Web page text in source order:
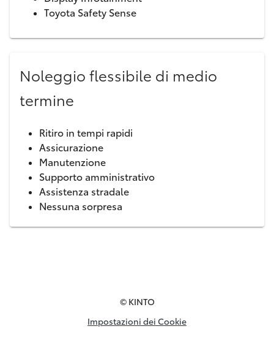
Toyota Safety Sense
Noleggio flessibile di medio
termine
Ritiro in tempi rapidi
Assicurazione
Manutenzione
Supporto amministrativo
Assistenza stradale
Nessuna sorpresa
© KINTO
Impostazioni dei Cookie